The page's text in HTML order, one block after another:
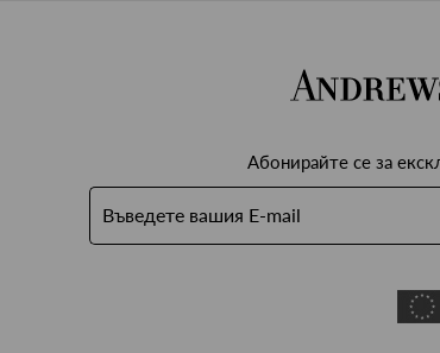
Абонирайте се за